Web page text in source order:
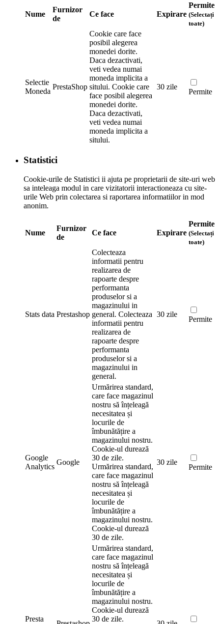
Nume
Furnizor
de
Ce face Expirare
Permite
(Selectați
toate)
Selectie
Moneda
PrestaShop
Cookie care face
posibil alegerea
monedei dorite.
Daca dezactivati,
veti vedea numai
moneda implicita a
sitului. Cookie care
face posibil alegerea
monedei dorite.
Daca dezactivati,
veti vedea numai
moneda implicita a
sitului.
30 zile
Permite
Statistici
Cookie-urile de Statistici ii ajuta pe proprietarii de site-uri web
sa inteleaga modul in care vizitatorii interactioneaza cu site-
urile Web prin colectarea si raportarea informatiilor in mod
anonim.
Nume
Furnizor
de
Ce face Expirare
Permite
(Selectați
toate)
Stats data Prestashop
Colecteaza
informatii pentru
realizarea de
rapoarte despre
performanta
produselor si a
magazinului in
general. Colecteaza
informatii pentru
realizarea de
rapoarte despre
performanta
produselor si a
magazinului in
general.
30 zile
Permite
Google
Analytics
Google
Urmărirea standard,
care face magazinul
nostru să înțeleagă
necesitatea și
locurile de
îmbunătățire a
magazinului nostru.
Cookie-ul durează
30 de zile.
Urmărirea standard,
care face magazinul
nostru să înțeleagă
necesitatea și
locurile de
îmbunătățire a
magazinului nostru.
Cookie-ul durează
30 de zile.
30 zile
Permite
Presta
Urmărirea standard,
care face magazinul
nostru să înțeleagă
necesitatea și
locurile de
îmbunătățire a
magazinului nostru.
Cookie-ul durează
30 de zile.